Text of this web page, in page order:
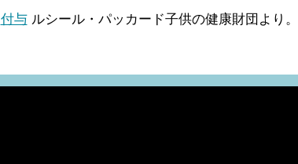
付与ルシール・パッカード子供の健康財団より。